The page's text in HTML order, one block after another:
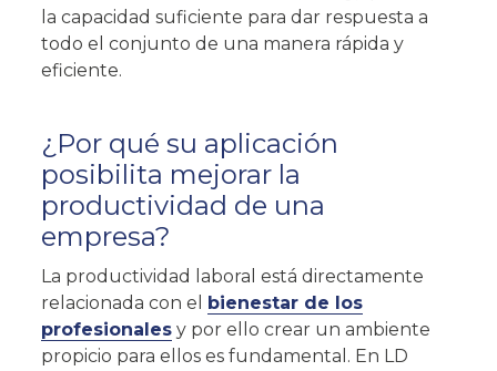
la capacidad suficiente para dar respuesta a
todo el conjunto de una manera rápida y
eficiente.
¿Por qué su aplicación
posibilita mejorar la
productividad de una
empresa?
La productividad laboral está directamente
relacionada con el bienestar de los
profesionales y por ello crear un ambiente
propicio para ellos es fundamental. En LD
Acepto la política de privacidad y losterminos de uso